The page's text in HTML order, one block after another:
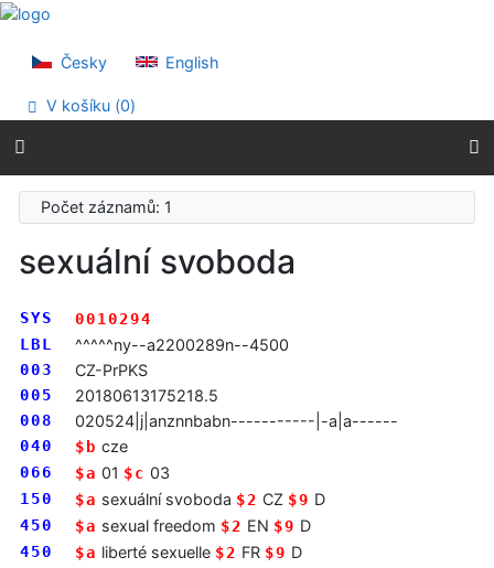
Přejít na obsah
Prohlášení o webové přístupnosti
Česky English
V košíku (0)
Počet záznamů: 1
sexuální svoboda
SYS
0010294
LBL
^^^^^ny--a2200289n--4500
003 CZ-PrPKS
005 20180613175218.5
008 020524|j|anznnbabn-----------|-a|a------
040 $b cze
066 $a 01 $c 03
150 $a sexuální svoboda $2 CZ $9 D
450 $a sexual freedom $2 EN $9 D
450 $a liberté sexuelle $2 FR $9 D